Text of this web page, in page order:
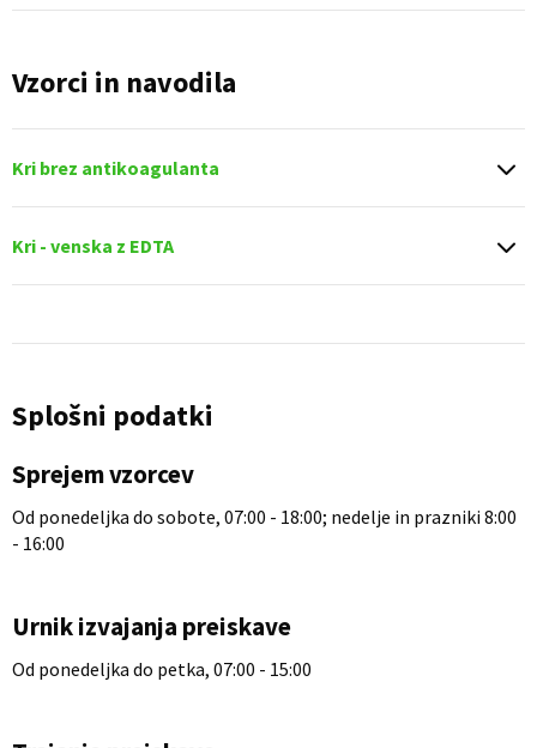
Vzorci in navodila
Kri brez antikoagulanta
Kri - venska z EDTA
Splošni podatki
Sprejem vzorcev
Od ponedeljka do sobote, 07:00 - 18:00; nedelje in prazniki 8:00
- 16:00
Urnik izvajanja preiskave
Od ponedeljka do petka, 07:00 - 15:00